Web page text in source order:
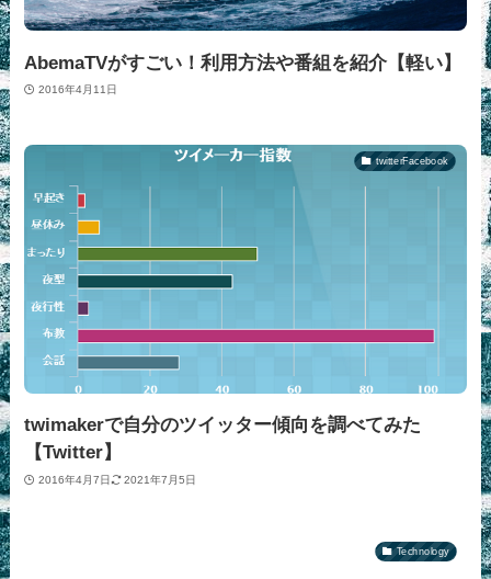
AbemaTVがすごい！利用方法や番組を紹介【軽い】
2016年4月11日
twitterFacebook
twimakerで自分のツイッター傾向を調べてみた
【Twitter】
2016年4月7日 2021年7月5日
Technology